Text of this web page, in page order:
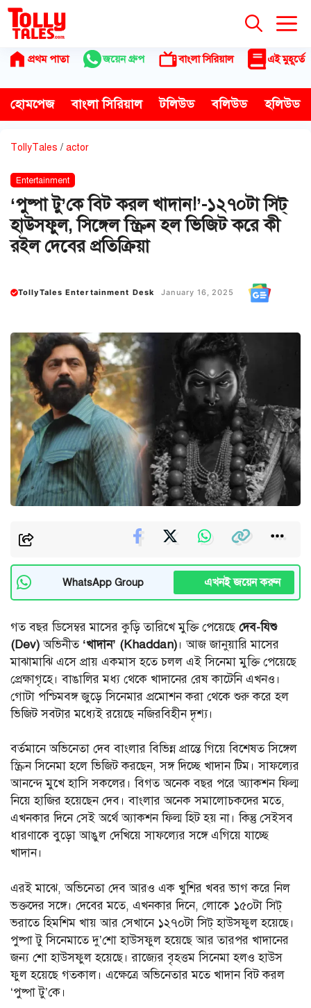
Skip
content
প্রথম পাতা জয়েন গ্রুপ বাংলা সিরিয়াল এই মুহূর্তে
হোমপেজ বাংলা সিরিয়াল টলিউড বলিউড হলিউড
TollyTales / actor
Entertainment
‘পুষ্পা টু’কে বিট করল খাদান!’-১২৭০টা সিট্
হাউসফুল, সিঙ্গেল স্ক্রিন হল ভিজিট করে কী
রইল দেবের প্রতিক্রিয়া
TollyTales Entertainment Desk January 16, 2025
WhatsApp Group এখনই জয়েন করুন
গত বছর ডিসেম্বর মাসের কুড়ি তারিখে মুক্তি পেয়েছে দেব-যিশু
(Dev)অভিনীত ‘খাদান’ (Khaddan)। আজ জানুয়ারি মাসের
মাঝামাঝি এসে প্রায় একমাস হতে চলল এই সিনেমা মুক্তি পেয়েছে
প্রেক্ষাগৃহে। বাঙালির মধ্য থেকে খাদানের রেষ কাটেনি এখনও।
গোটা পশ্চিমবঙ্গ জুড়ে সিনেমার প্রমোশন করা থেকে শুরু করে হল
ভিজিট সবটার মধ্যেই রয়েছে নজিরবিহীন দৃশ্য।
বর্তমানে অভিনেতা দেব বাংলার বিভিন্ন প্রান্তে গিয়ে বিশেষত সিঙ্গেল
স্ক্রিন সিনেমা হলে ভিজিট করছেন, সঙ্গ দিচ্ছে খাদান টিম। সাফল্যের
আনন্দে মুখে হাসি সকলের। বিগত অনেক বছর পরে অ্যাকশন ফিল্ম
নিয়ে হাজির হয়েছেন দেব। বাংলার অনেক সমালোচকদের মতে,
এখনকার দিনে সেই অর্থে অ্যাকশন ফিল্ম হিট হয় না। কিন্তু সেইসব
ধারণাকে বুড়ো আঙুল দেখিয়ে সাফল্যের সঙ্গে এগিয়ে যাচ্ছে
খাদান।
এরই মাঝে, অভিনেতা দেব আরও এক খুশির খবর ভাগ করে নিল
ভক্তদের সঙ্গে। দেবের মতে, এখনকার দিনে, লোকে ১৫০টা সিট্
ভরাতে হিমশিম খায় আর সেখানে ১২৭০টা সিট্ হাউসফুল হয়েছে।
পুষ্পা টু সিনেমাতে দু’শো হাউসফুল হয়েছে আর তারপর খাদানের
জন্য শো হাউসফুল হয়েছে। রাজ্যের বৃহত্তম সিনেমা হলও হাউস
ফুল হয়েছে গতকাল। এক্ষেত্রে অভিনেতার মতে খাদান বিট করল
‘পুষ্পা টু’কে।